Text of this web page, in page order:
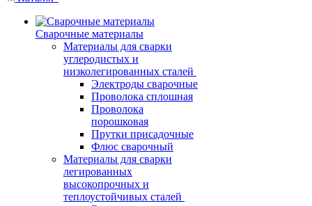
Сварочные материалы
Материалы для сварки
углеродистых и
низколегированных сталей
Электроды сварочные
Проволока сплошная
Проволока
порошковая
Прутки присадочные
Флюс сварочный
Материалы для сварки
легированных
высокопрочных и
теплоустойчивых сталей